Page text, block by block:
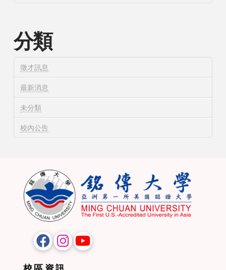
分類
徵才訊息
最新消息
未分類
校內公告